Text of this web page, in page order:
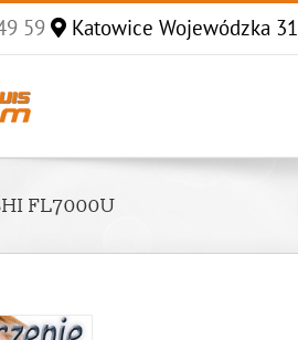
59 Katowice Wojewódzka 31
FL7000U